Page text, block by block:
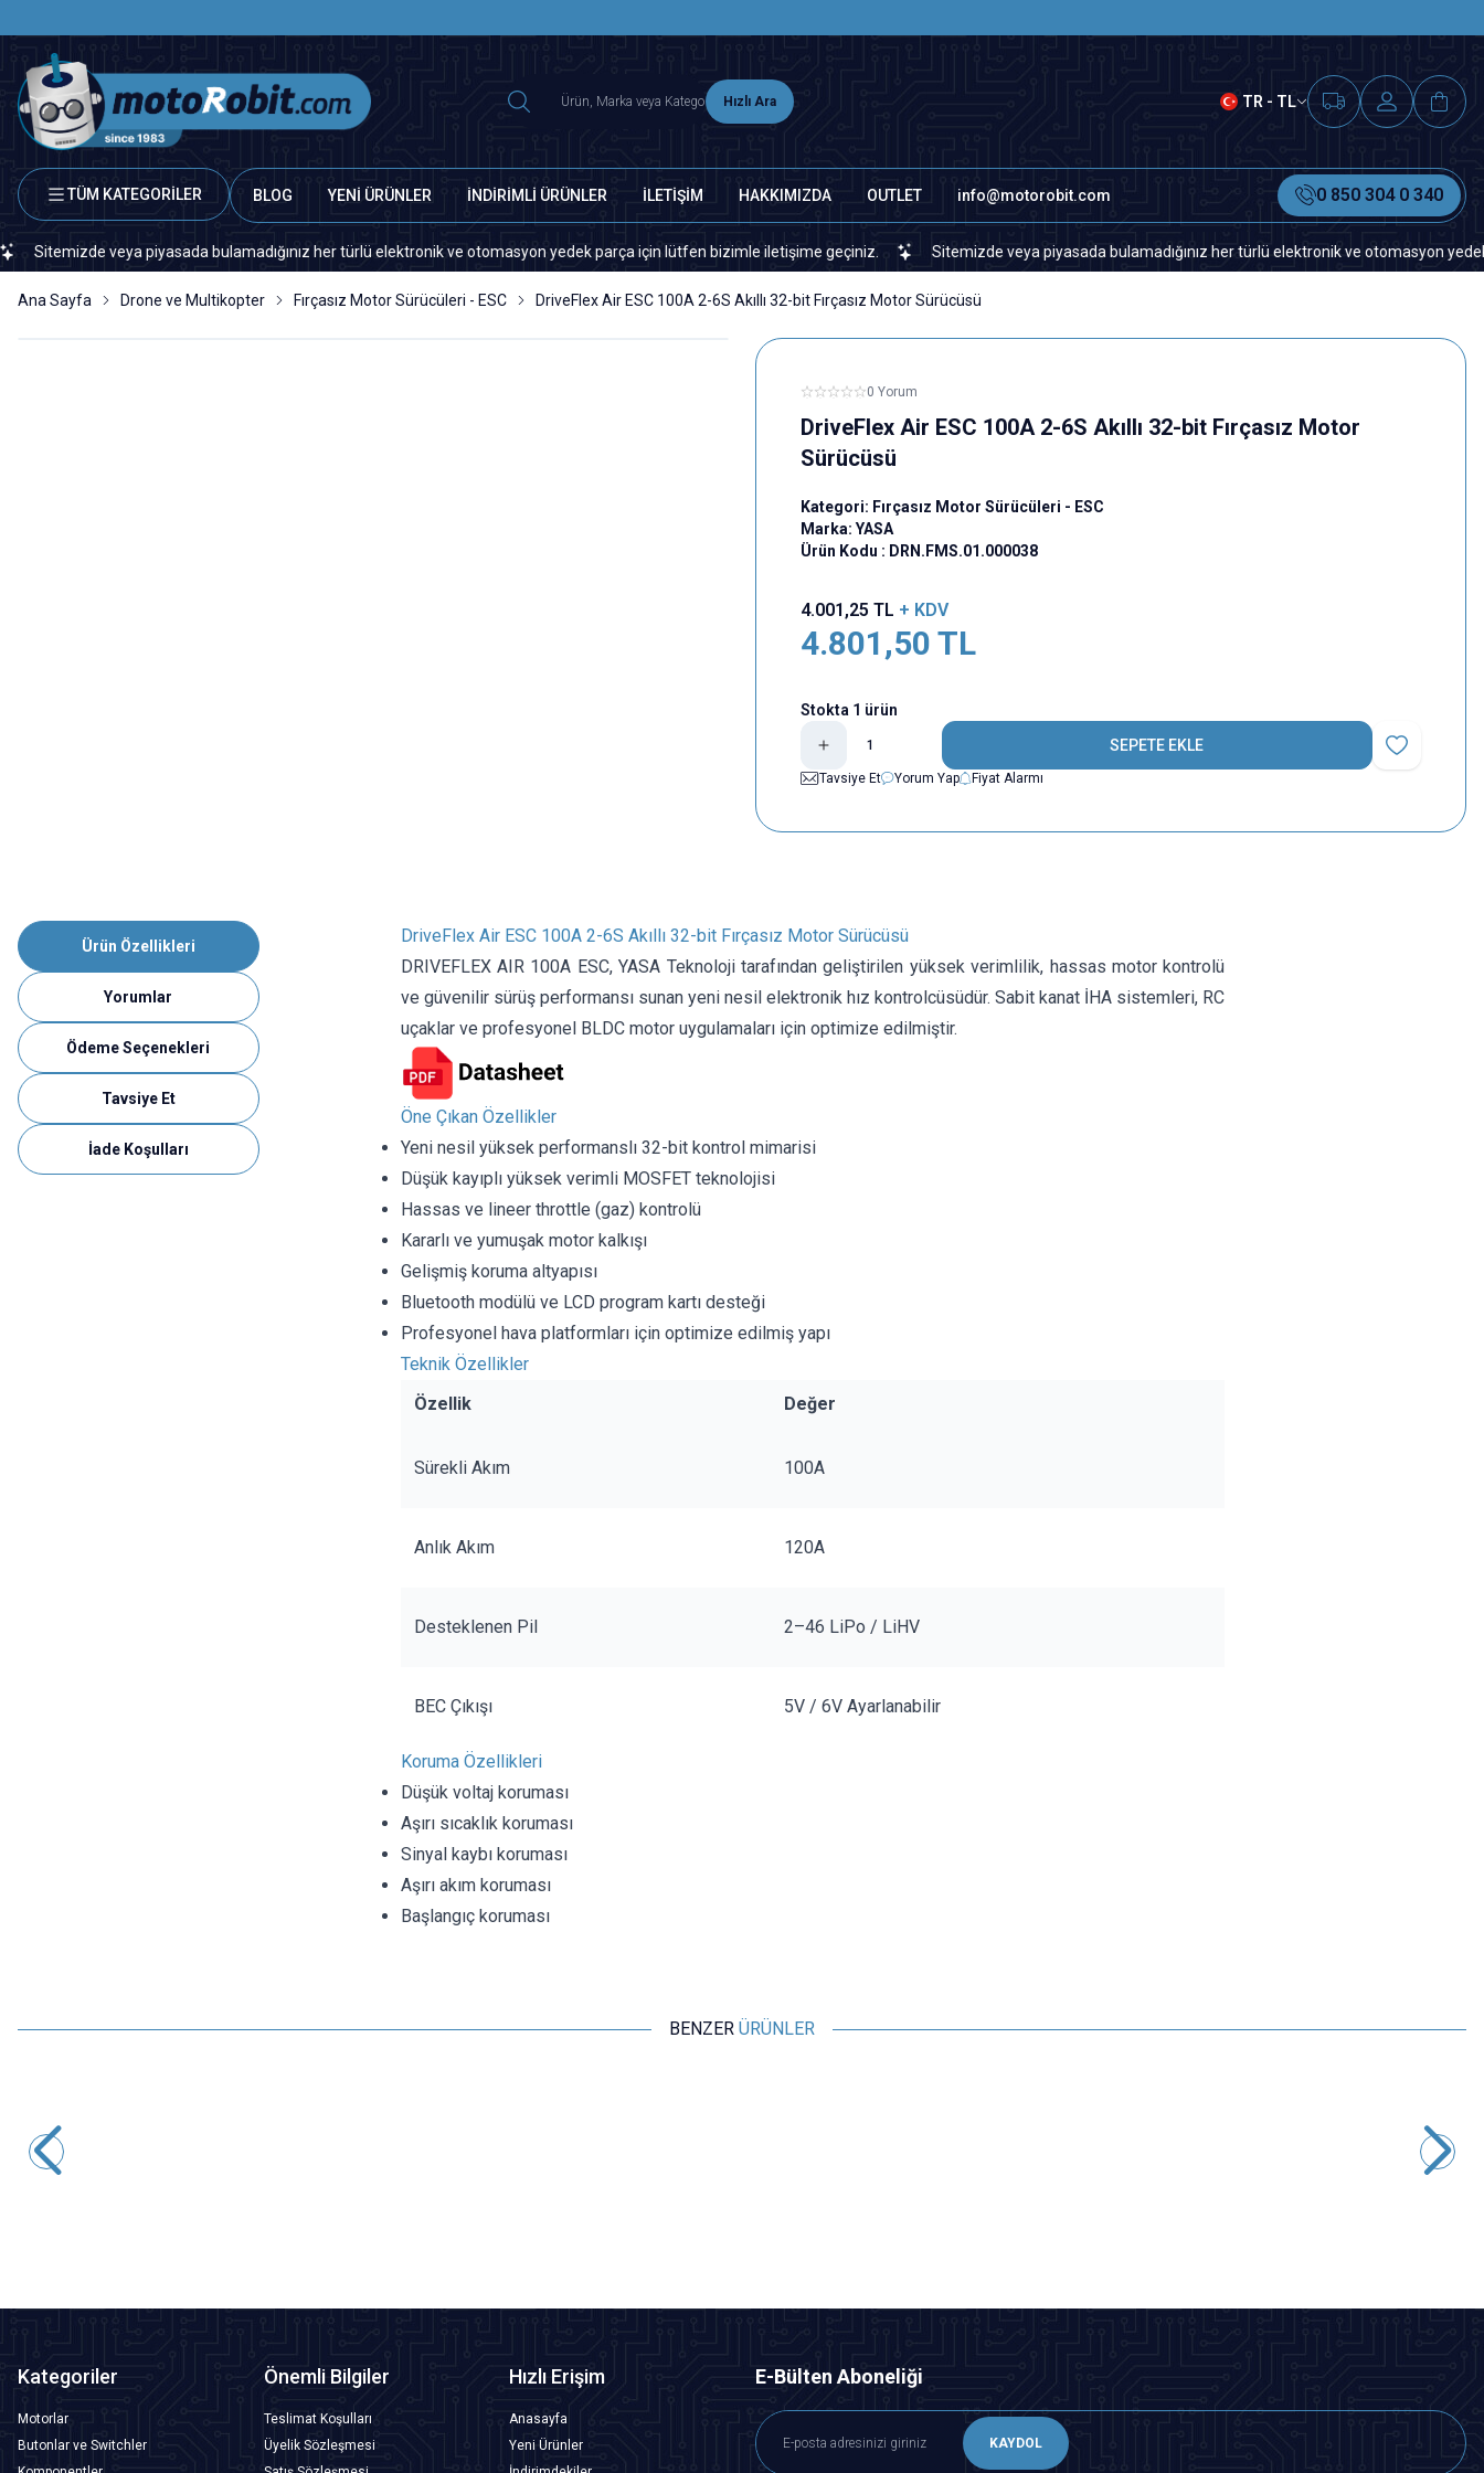
Hızlı Ara TR - TL
TÜM KATEGORİLER BLOG YENİ ÜRÜNLER İNDİRİMLİ ÜRÜNLER İLETİŞİM HAKKIMIZDA OUTLET info@motorobit.com 0 850 304 0 340
veya piyasada bulamadığınız her türlü elektronik ve otomasyon yedek parça için lütfen bizimle iletişime geçiniz. Sitemizde veya piyasada bulamadığınız her türlü elektronik ve otomasyon yedek parça
Ana Sayfa Drone ve Multikopter Fırçasız Motor Sürücüleri - ESC DriveFlex Air ESC 100A 2-6S Akıllı 32-bit Fırçasız Motor Sürücüsü
0 Yorum
DriveFlex Air ESC 100A 2-6S Akıllı 32-bit Fırçasız Motor
Sürücüsü
Kategori: Fırçasız Motor Sürücüleri - ESC
Marka: YASA
Ürün Kodu : DRN.FMS.01.000038
4.001,25 TL + KDV
4.801,50 TL
Stokta 1 ürün
SEPETE EKLE
Favoriye Ekle
Tavsiye Et
Yorum Yap Fiyat Alarmı
Ürün Özellikleri
Yorumlar
Ödeme Seçenekleri
Tavsiye Et
İade Koşulları
DriveFlex Air ESC 100A 2-6S Akıllı 32-bit Fırçasız Motor Sürücüsü
DRIVEFLEX AIR 100A ESC, YASA Teknoloji tarafından geliştirilen yüksek verimlilik, hassas motor kontrolü
ve güvenilir sürüş performansı sunan yeni nesil elektronik hız kontrolcüsüdür. Sabit kanat İHA sistemleri, RC
uçaklar ve profesyonel BLDC motor uygulamaları için optimize edilmiştir.
Öne Çıkan Özellikler
Yeni nesil yüksek performanslı 32-bit kontrol mimarisi
Düşük kayıplı yüksek verimli MOSFET teknolojisi
Hassas ve lineer throttle (gaz) kontrolü
Kararlı ve yumuşak motor kalkışı
Gelişmiş koruma altyapısı
Bluetooth modülü ve LCD program kartı desteği
Profesyonel hava platformları için optimize edilmiş yapı
Teknik Özellikler
Özellik
Değer
Sürekli Akım 100A
Anlık Akım 120A
Desteklenen Pil 2–46 LiPo / LiHV
BEC Çıkışı 5V / 6V Ayarlanabilir
Koruma Özellikleri
Düşük voltaj koruması
Aşırı sıcaklık koruması
Sinyal kaybı koruması
Aşırı akım koruması
Başlangıç koruması
BENZER ÜRÜNLER
Kategoriler
Motorlar
Butonlar ve Switchler
Önemli Bilgiler
Teslimat Koşulları
Üyelik Sözleşmesi
Hızlı Erişim
Anasayfa
Yeni Ürünler
E-Bülten Aboneliği
KAYDOL